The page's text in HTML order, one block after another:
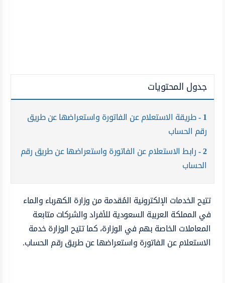
جدول المحتويات
1 طريقة الاستعلام عن الفاتورة واستعراضها عن طريق
رقم الحساب
2 رابط الاستعلام عن الفاتورة واستعراضها عن طريق رقم
الحساب
تتيح الخدمات الإلكترونية المُقدمة من وزارة الكهرباء والماء
في المملكة العربية السعودية للأفراد والشركات متابعة
المعاملات الخاصة بهم في الوزارة، كما تتيح الوزارة خدمة
الاستعلام عن الفاتورة واستعراضها عن طريق رقم الحساب.